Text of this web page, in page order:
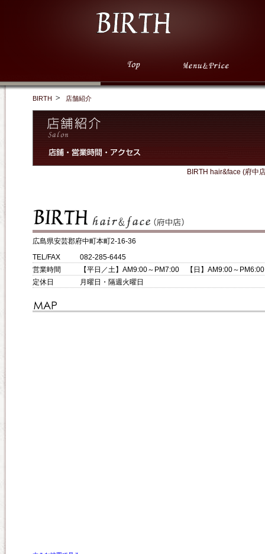
BIRTH 店舗紹介
BIRTH hair&face (府中
広島県安芸郡府中町本町2-16-36
TEL/FAX
082-285-6445
営業時間
【平日／土】AM9:00～PM7:00 【日】AM9:00～PM6:00
定休日
月曜日・隔週火曜日